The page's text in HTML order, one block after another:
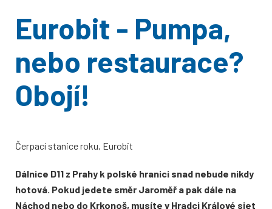
Eurobit - Pumpa,
nebo restaurace?
Obojí!
Čerpací stanice roku, Eurobit
Dálnice D11 z Prahy k polské hranici snad nebude nikdy
hotová. Pokud jedete směr Jaroměř a pak dále na
Náchod nebo do Krkonoš, musíte v Hradci Králové sjet